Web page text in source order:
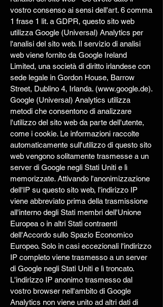
vostro consenso ai sensi dell'art. 6 comma
1 frase 1 lit. a GDPR, questo sito web
utilizza Google (Universal) Analytics per
l'analisi del sito web. Il servizio di analisi
web viene fornito da Google Ireland
Limited, una società di diritto irlandese con
sede legale in Gordon House, Barrow
Street, Dublino 4, Irlanda. (www.google.de).
Google (Universal) Analytics utilizza
metodi che consentono di analizzare
l'utilizzo del sito web da parte dell'utente,
come i cookie. Le informazioni raccolte
automaticamente sull'utilizzo di questo sito
web vengono solitamente trasmesse a un
server di Google negli Stati Uniti e lì
memorizzate. Attivando l'anonimizzazione
dell'IP su questo sito web, l'indirizzo IP
viene abbreviato prima della trasmissione
all'interno degli Stati membri dell'Unione
Europea o in altri Stati contraenti
dell'Accordo sullo Spazio Economico
Europeo. Solo in casi eccezionali l'indirizzo
IP completo viene trasmesso a un server
di Google negli Stati Uniti e lì troncato.
L'indirizzo IP anonimo trasmesso dal
vostro browser nell'ambito di Google
Analytics non viene unito ad altri dati di